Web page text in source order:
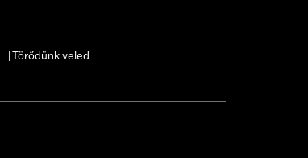
Törődünk veled